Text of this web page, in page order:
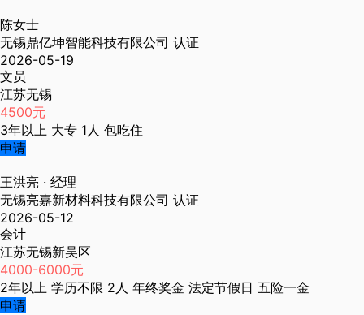
陈女士
无锡鼎亿坤智能科技有限公司 认证
2026-05-19
文员
江苏无锡
4500元
3年以上 大专 1人 包吃住
申请
王洪亮 · 经理
无锡亮嘉新材料科技有限公司 认证
2026-05-12
会计
江苏无锡新吴区
4000-6000元
2年以上 学历不限 2人 年终奖金 法定节假日 五险一金
申请